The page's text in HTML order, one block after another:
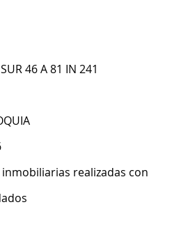
46 A 81 IN 241
realizadas con